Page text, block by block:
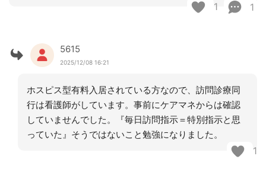
1 1
5615
2025/12/08 16:21
ホスピス型有料入居されている方なので、訪問診療同
行は看護師がしています。事前にケアマネからは確認
していませんでした。『毎日訪問指示＝特別指示と思
っていた』そうではないこと勉強になりました。
1